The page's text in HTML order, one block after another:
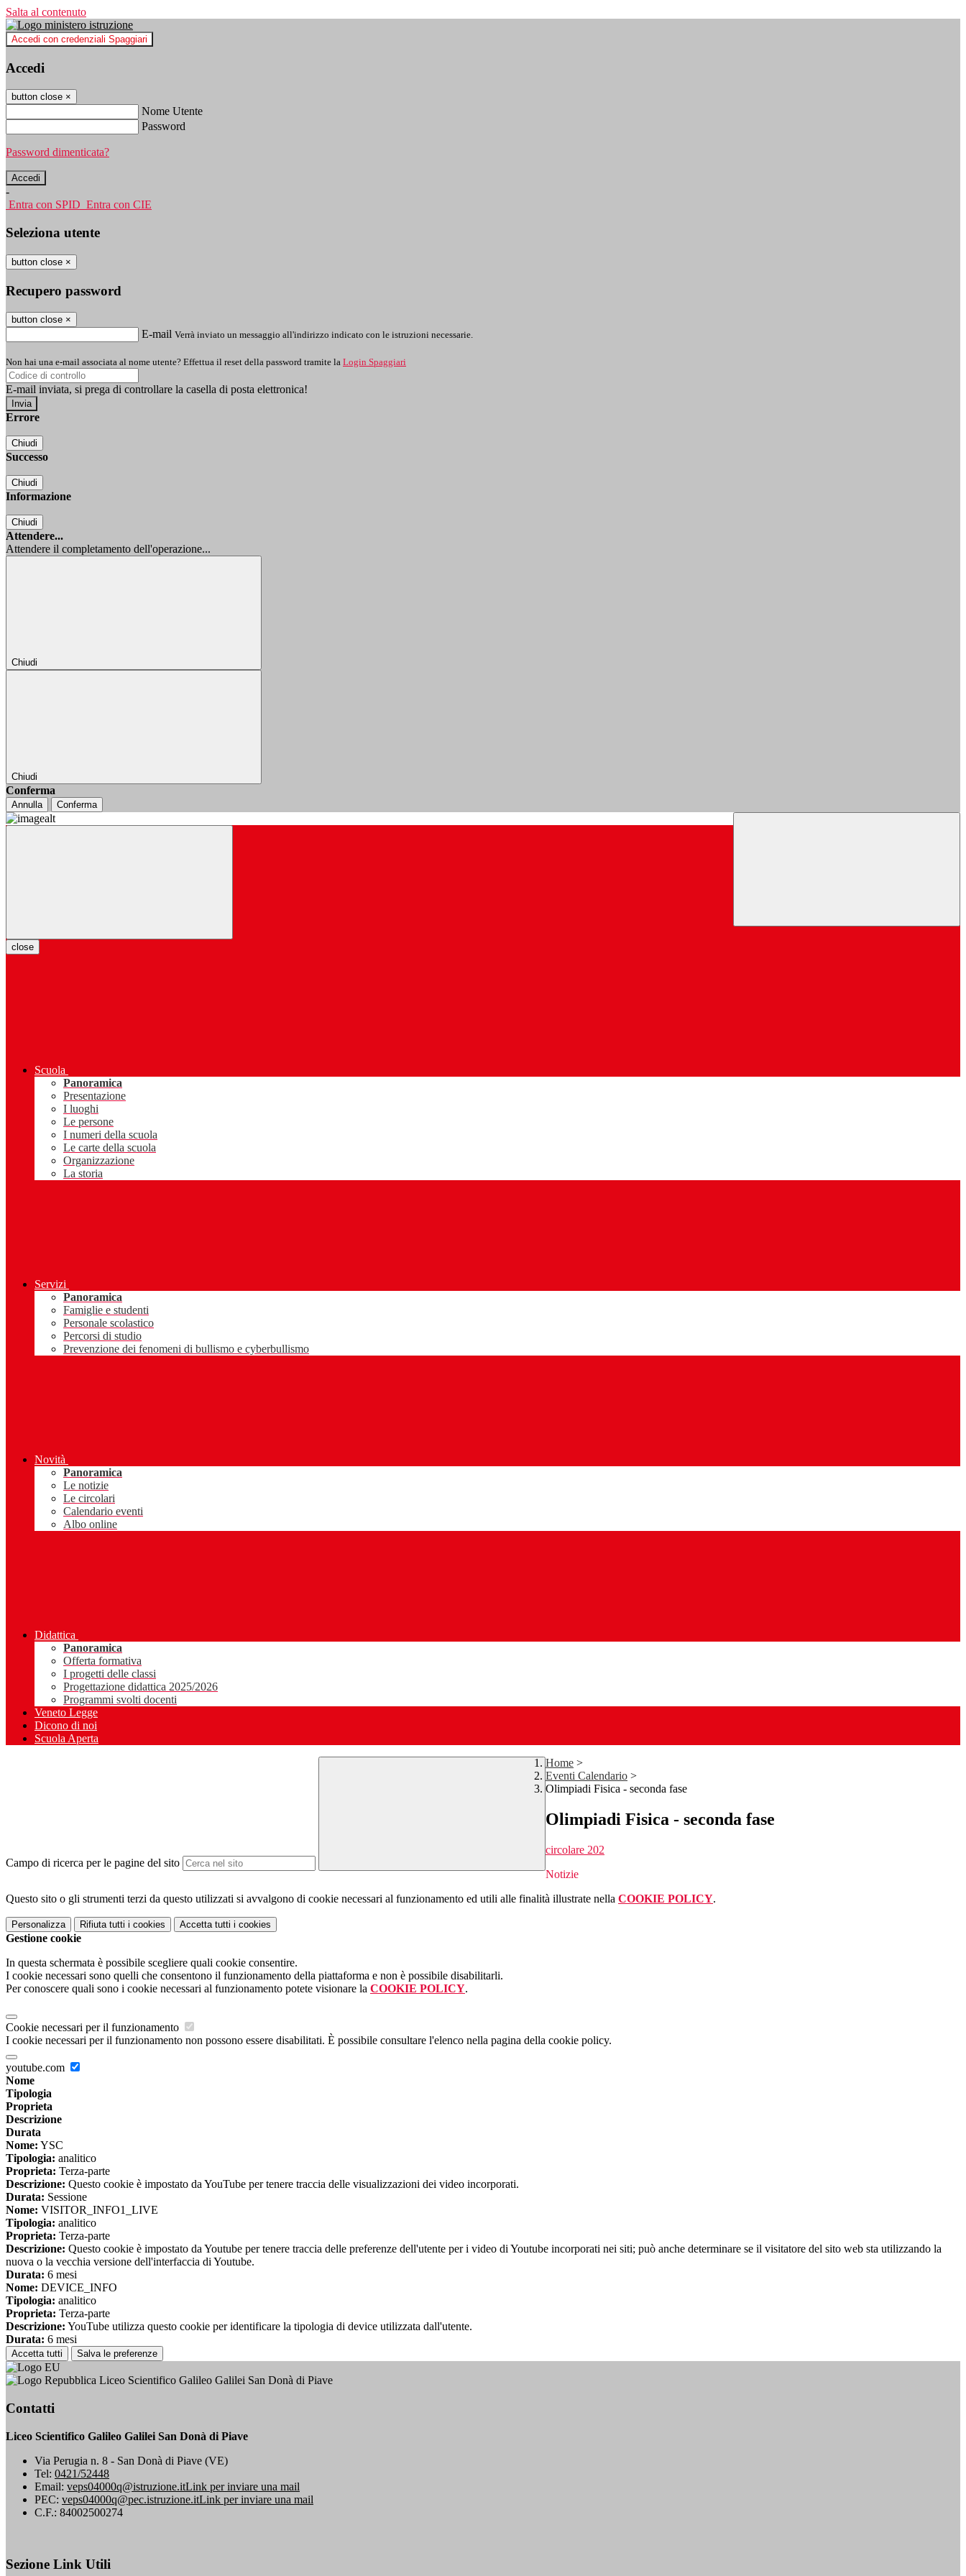
Salta al contenuto
Accedi con credenziali Spaggiari
Accedi
button close ×
Nome Utente
Password
Password dimenticata?
-
Entra con SPID Entra con CIE
Seleziona utente
button close ×
Recupero password
button close ×
E-mail Verrà inviato un messaggio all'indirizzo indicato con le istruzioni necessarie.
Non hai una e-mail associata al nome utente? Effettua il reset della password tramite la Login Spaggiari
E-mail inviata, si prega di controllare la casella di posta elettronica!
Errore
Chiudi
Successo
Chiudi
Informazione
Chiudi
Attendere...
Attendere il completamento dell'operazione...
Chiudi
Chiudi
Conferma
Annulla Conferma
close
Scuola
Panoramica
Presentazione
I luoghi
Le persone
I numeri della scuola
Le carte della scuola
Organizzazione
La storia
Servizi
Panoramica
Famiglie e studenti
Personale scolastico
Percorsi di studio
Prevenzione dei fenomeni di bullismo e cyberbullismo
Novità
Panoramica
Le notizie
Le circolari
Calendario eventi
Albo online
Didattica
Panoramica
Offerta formativa
I progetti delle classi
Progettazione didattica 2025/2026
Programmi svolti docenti
Veneto Legge
Dicono di noi
Scuola Aperta
Campo di ricerca per le pagine del sito
Home >
Eventi Calendario >
Olimpiadi Fisica - seconda fase
Olimpiadi Fisica - seconda fase
circolare 202
Notizie
Questo sito o gli strumenti terzi da questo utilizzati si avvalgono di cookie necessari al funzionamento ed utili alle finalità illustrate nella COOKIE POLICY.
Personalizza Rifiuta tutti i cookies Accetta tutti i cookies
Gestione cookie
In questa schermata è possibile scegliere quali cookie consentire.
I cookie necessari sono quelli che consentono il funzionamento della piattaforma e non è possibile disabilitarli.
Per conoscere quali sono i cookie necessari al funzionamento potete visionare la COOKIE POLICY.
Cookie necessari per il funzionamento
I cookie necessari per il funzionamento non possono essere disabilitati. È possibile consultare l'elenco nella pagina della cookie policy.
youtube.com
Nome
Tipologia
Proprieta
Descrizione
Durata
Nome: YSC
Tipologia: analitico
Proprieta: Terza-parte
Descrizione: Questo cookie è impostato da YouTube per tenere traccia delle visualizzazioni dei video incorporati.
Durata: Sessione
Nome: VISITOR_INFO1_LIVE
Tipologia: analitico
Proprieta: Terza-parte
Descrizione: Questo cookie è impostato da Youtube per tenere traccia delle preferenze dell'utente per i video di Youtube incorporati nei siti; può anche determinare se il visitatore del sito web sta utilizzando la
nuova o la vecchia versione dell'interfaccia di Youtube.
Durata: 6 mesi
Nome: DEVICE_INFO
Tipologia: analitico
Proprieta: Terza-parte
Descrizione: YouTube utilizza questo cookie per identificare la tipologia di device utilizzata dall'utente.
Durata: 6 mesi
Accetta tutti Salva le preferenze
Liceo Scientifico Galileo Galilei San Donà di Piave
Contatti
Liceo Scientifico Galileo Galilei San Donà di Piave
Via Perugia n. 8 - San Donà di Piave (VE)
Tel: 0421/52448
Email: veps04000q@istruzione.itLink per inviare una mail
PEC: veps04000q@pec.istruzione.itLink per inviare una mail
C.F.: 84002500274
Sezione Link Utili